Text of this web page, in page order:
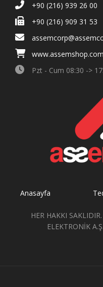
+90 (216) 939 26 00
+90 (216) 909 31 53
www.assemshop.com
Pzt - Cum 08:30 ->
Anasayfa
HER HAKKI
ELEKTRONİK